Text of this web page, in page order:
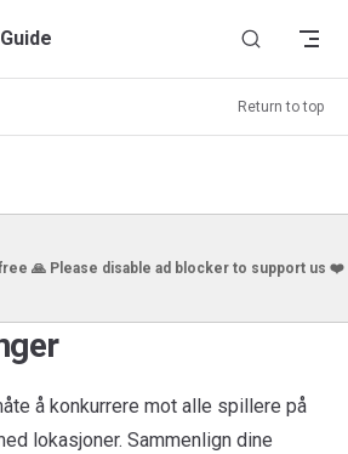
Return to top
🙏 Please disable ad blocker to support us ❤️
å konkurrere mot alle spillere på
lokasjoner. Sammenlign dine